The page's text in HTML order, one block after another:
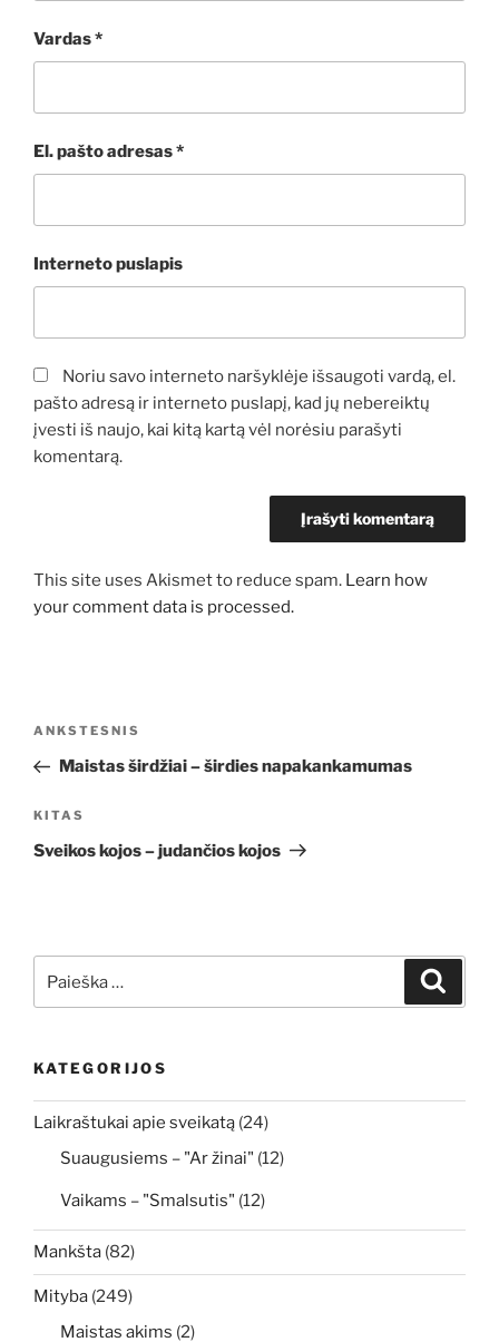
Vardas*
El. pašto adresas*
Interneto puslapis
Noriu savo interneto naršyklėje išsaugoti vardą, el.
pašto adresą ir interneto puslapį, kad jų nebereiktų
įvesti iš naujo, kai kitą kartą vėl norėsiu parašyti
komentarą.
This site uses Akismet to reduce spam. Learn how
your comment data is processed.
Navigacija
įrašų
Ankstesnis
įrašas
ANKSTESNIS
Maistas širdžiai – širdies napakankamumas
Kitas
įrašas
KITAS
Sveikos kojos – judančios kojos
KATEGORIJOS
Laikraštukai apie sveikatą (24)
Suaugusiems – "Ar žinai" (12)
Vaikams – "Smalsutis" (12)
Mankšta (82)
Mityba (249)
Maistas akims (2)